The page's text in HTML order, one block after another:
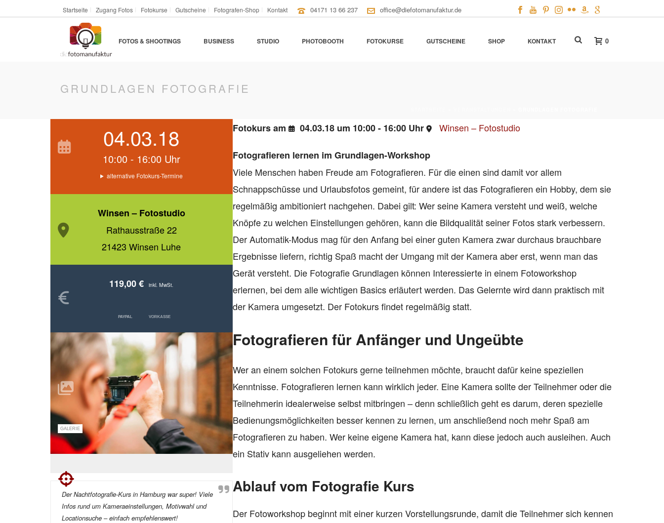
Startseite Zugang Fotos Fotokurse Gutscheine Fotografen-Shop Kontakt 04171 13 66 237 office@diefotomanufaktur.de
FOTOS & SHOOTINGS BUSINESS STUDIO PHOTOBOOTH FOTOKURSE GUTSCHEINE SHOP KONTAKT 0
GRUNDLAGEN FOTOGRAFIE
04.03.18
10:00 - 16:00 Uhr
alternative Fotokurs-Termine
Winsen – Fotostudio
Rathausstraße 22
21423 Winsen Luhe
119,00 € inkl. MwSt.
PAYPAL VORKASSE
GALERIE
Der Nachtfotografie-Kurs in Hamburg war super! Viele
Infos rund um Kameraeinstellungen, Motivwahl und
Locationsuche – einfach empfehlenswert!
Fotokurs am 04.03.18 um 10:00 - 16:00 Uhr Winsen – Fotostudio
Fotografieren lernen im Grundlagen-Workshop
Viele Menschen haben Freude am Fotografieren. Für die einen sind damit vor allem
Schnappschüsse und Urlaubsfotos gemeint, für andere ist das Fotografieren ein Hobby, dem sie
regelmäßig ambitioniert nachgehen. Dabei gilt: Wer seine Kamera versteht und weiß, welche
Knöpfe zu welchen Einstellungen gehören, kann die Bildqualität seiner Fotos stark verbessern.
Der Automatik-Modus mag für den Anfang bei einer guten Kamera zwar durchaus brauchbare
Ergebnisse liefern, richtig Spaß macht der Umgang mit der Kamera aber erst, wenn man das
Gerät versteht. Die Fotografie Grundlagen können Interessierte in einem Fotoworkshop
erlernen, bei dem alle wichtigen Basics erläutert werden. Das Gelernte wird dann praktisch mit
der Kamera umgesetzt. Der Fotokurs findet regelmäßig statt.
Fotografieren für Anfänger und Ungeübte
Wer an einem solchen Fotokurs gerne teilnehmen möchte, braucht dafür keine speziellen
Kenntnisse. Fotografieren lernen kann wirklich jeder. Eine Kamera sollte der Teilnehmer oder die
Teilnehmerin idealerweise selbst mitbringen – denn schließlich geht es darum, deren spezielle
Bedienungsmöglichkeiten besser kennen zu lernen, um anschließend noch mehr Spaß am
Fotografieren zu haben. Wer keine eigene Kamera hat, kann diese jedoch auch ausleihen. Auch
ein Stativ kann ausgeliehen werden.
Ablauf vom Fotografie Kurs
Der Fotoworkshop beginnt mit einer kurzen Vorstellungsrunde, damit die Teilnehmer sich kennen